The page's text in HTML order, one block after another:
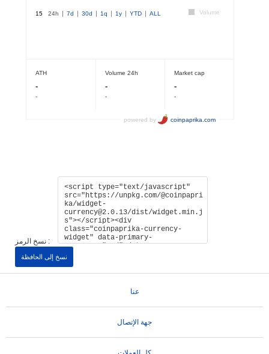
نسخ الرمز :
نسخ إلى الحافظة
عنا
جهة الإتصال